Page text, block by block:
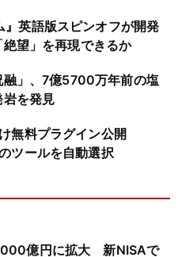
英語版スピンオフが開発
望」を再現できるか
」、7億5700万年前の塩
を発見
無料プラグイン公開
ツールを自動選択
億円に拡大 新NISAで